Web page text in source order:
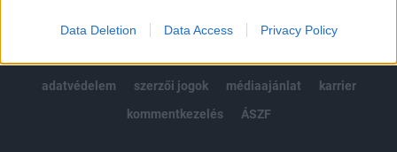
Data Deletion Data Access Privacy Policy
© 2026 Portfolio
adatvédelem
szerzői jogok médiaajánlat
karrier
kommentkezelés
ÁSZF